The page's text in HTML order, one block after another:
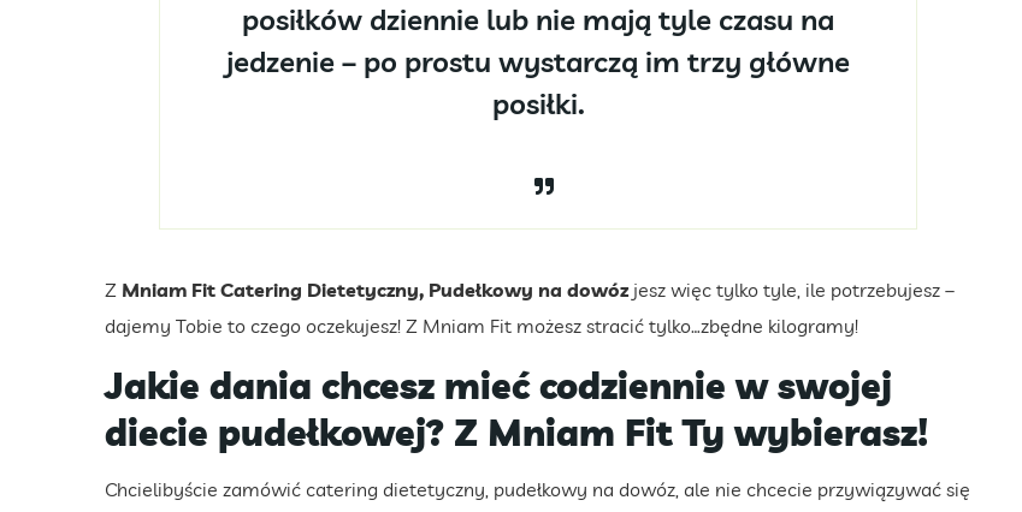
posiłków dziennie lub nie mają tyle czasu na
jedzenie – po prostu wystarczą im trzy główne
posiłki.
Z Mniam Fit Catering Dietetyczny, Pudełkowy na dowóz jesz więc tylko tyle, ile potrzebujesz –
dajemy Tobie to czego oczekujesz! Z Mniam Fit możesz stracić tylko…zbędne kilogramy!
Jakie dania chcesz mieć codziennie w swojej
diecie pudełkowej? Z Mniam Fit Ty wybierasz!
Chcielibyście zamówić catering dietetyczny, pudełkowy na dowóz, ale nie chcecie przywiązywać się